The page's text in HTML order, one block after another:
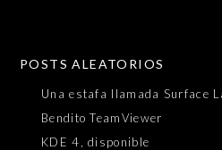
POSTS ALEATORIOS
Una estafa llamada Surface
Bendito TeamViewer
KDE 4, disponible